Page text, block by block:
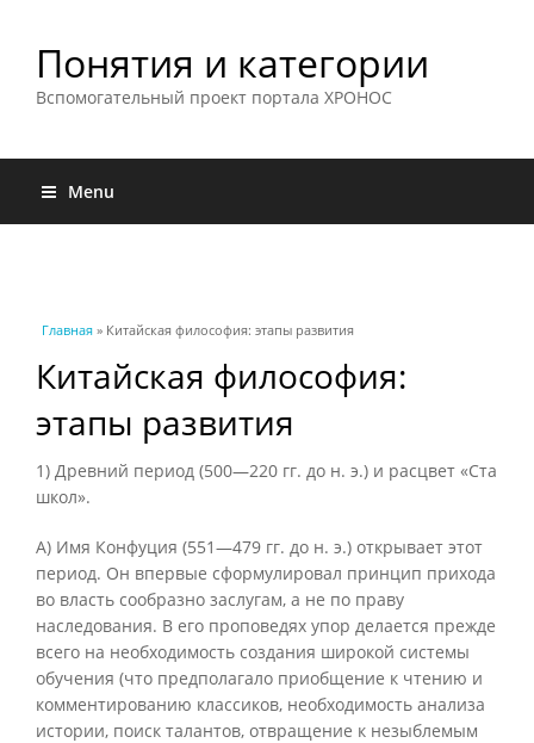
Понятия и категории
Вспомогательный проект портала ХРОНОС
Menu
Вы здесь
Главная » Китайская философия: этапы развития
Китайская философия:
этапы развития
1) Древний период (500—220 гг. до н. э.) и расцвет «Ста
школ».
А) Имя Конфуция (551—479 гг. до н. э.) открывает этот
период. Он впервые сформулировал принцип прихода
во власть сообразно заслугам, а не по праву
наследования. В его проповедях упор делается прежде
всего на необходимость создания широкой системы
обучения (что предполагало приобщение к чтению и
комментированию классиков, необходимость анализа
истории, поиск талантов, отвращение к незыблемым